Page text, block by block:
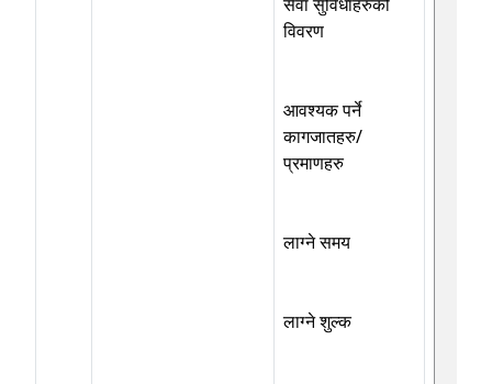
विवरण
आवश्यक पर्ने
कागजातहरु/
प्रमाणहरु
लाग्ने समय
लाग्ने शुल्क